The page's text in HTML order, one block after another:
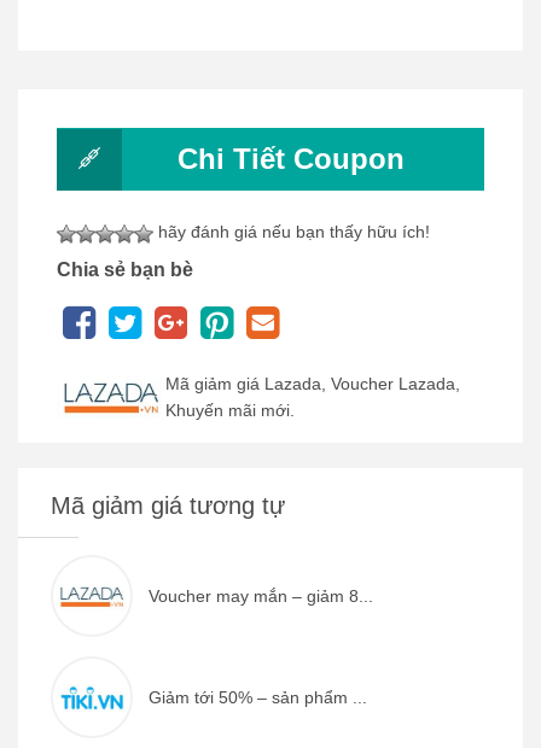
Chi Tiết Coupon
hãy đánh giá nếu bạn thấy hữu ích!
Chia sẻ bạn bè
Mã giảm giá Lazada, Voucher Lazada,
Khuyến mãi mới.
Mã giảm giá tương tự
Voucher may mắn – giảm 8...
Giảm tới 50% – sản phẩm ...